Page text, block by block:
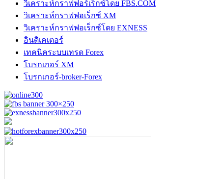
วิเคราะห์กราฟฟอร์เร็กซ์โดย FBS.COM
วิเคราะห์กราฟฟอเร็กซ์ XM
วิเคราะห์กราฟฟอเร็กซ์โดย EXNESS
อินดิเคเตอร์
เทคนิคระบบเทรด Forex
โบรกเกอร์ XM
โบรกเกอร์-broker-Forex